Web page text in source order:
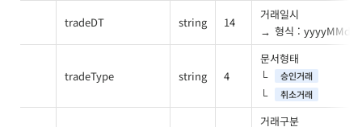
tradeDT string 14
거래일시
형식 :
tradeType string 4
문서형태
승인거래
취소거래
거래구분